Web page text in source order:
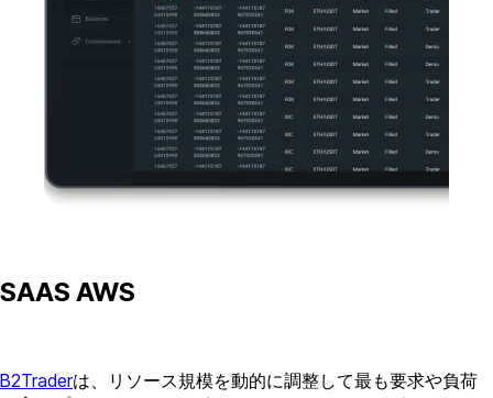
SAAS AWS
B2Traderは、リソース規模を動的に調整して最も要求や負荷